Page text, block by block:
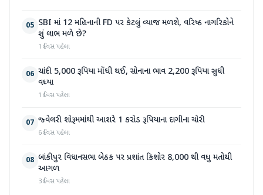
05 SBI માં 12 મહિનાની FD પર કેટલું વ્યાજ મળશે, વરિષ્ઠ નાગરિકોને
શું લાભ મળે છે?
1 દિવસ પહેલા
06 ચાંદી 5,000 રૂપિયા મોંઘી થઈ, સોનાના ભાવ 2,200 રૂપિયા સુધી
વધ્યા
1 દિવસ પહેલા
07 જ્વેલરી શોરૂમમાંથી આશરે 1 કરોડ રૂપિયાના દાગીના ચોરી
6 દિવસ પહેલા
08 બાંકીપુર વિધાનસભા બેઠક પર પ્રશાંત કિશોર 8,000 થી વધુ મતોથી
આગળ
3 દિવસ પહેલા